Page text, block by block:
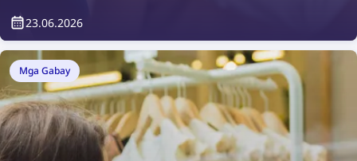
karagdagang pagsusuri o simpleng tiyakin kung sino
ang maninirahan sa iyong ari-arian. Paano ito
gagawin? Madali lamang, sa pamamagitan ng mga
plataporma sa pagsusuri ng nangungupahan.
23.06.2026
Mga Gabay